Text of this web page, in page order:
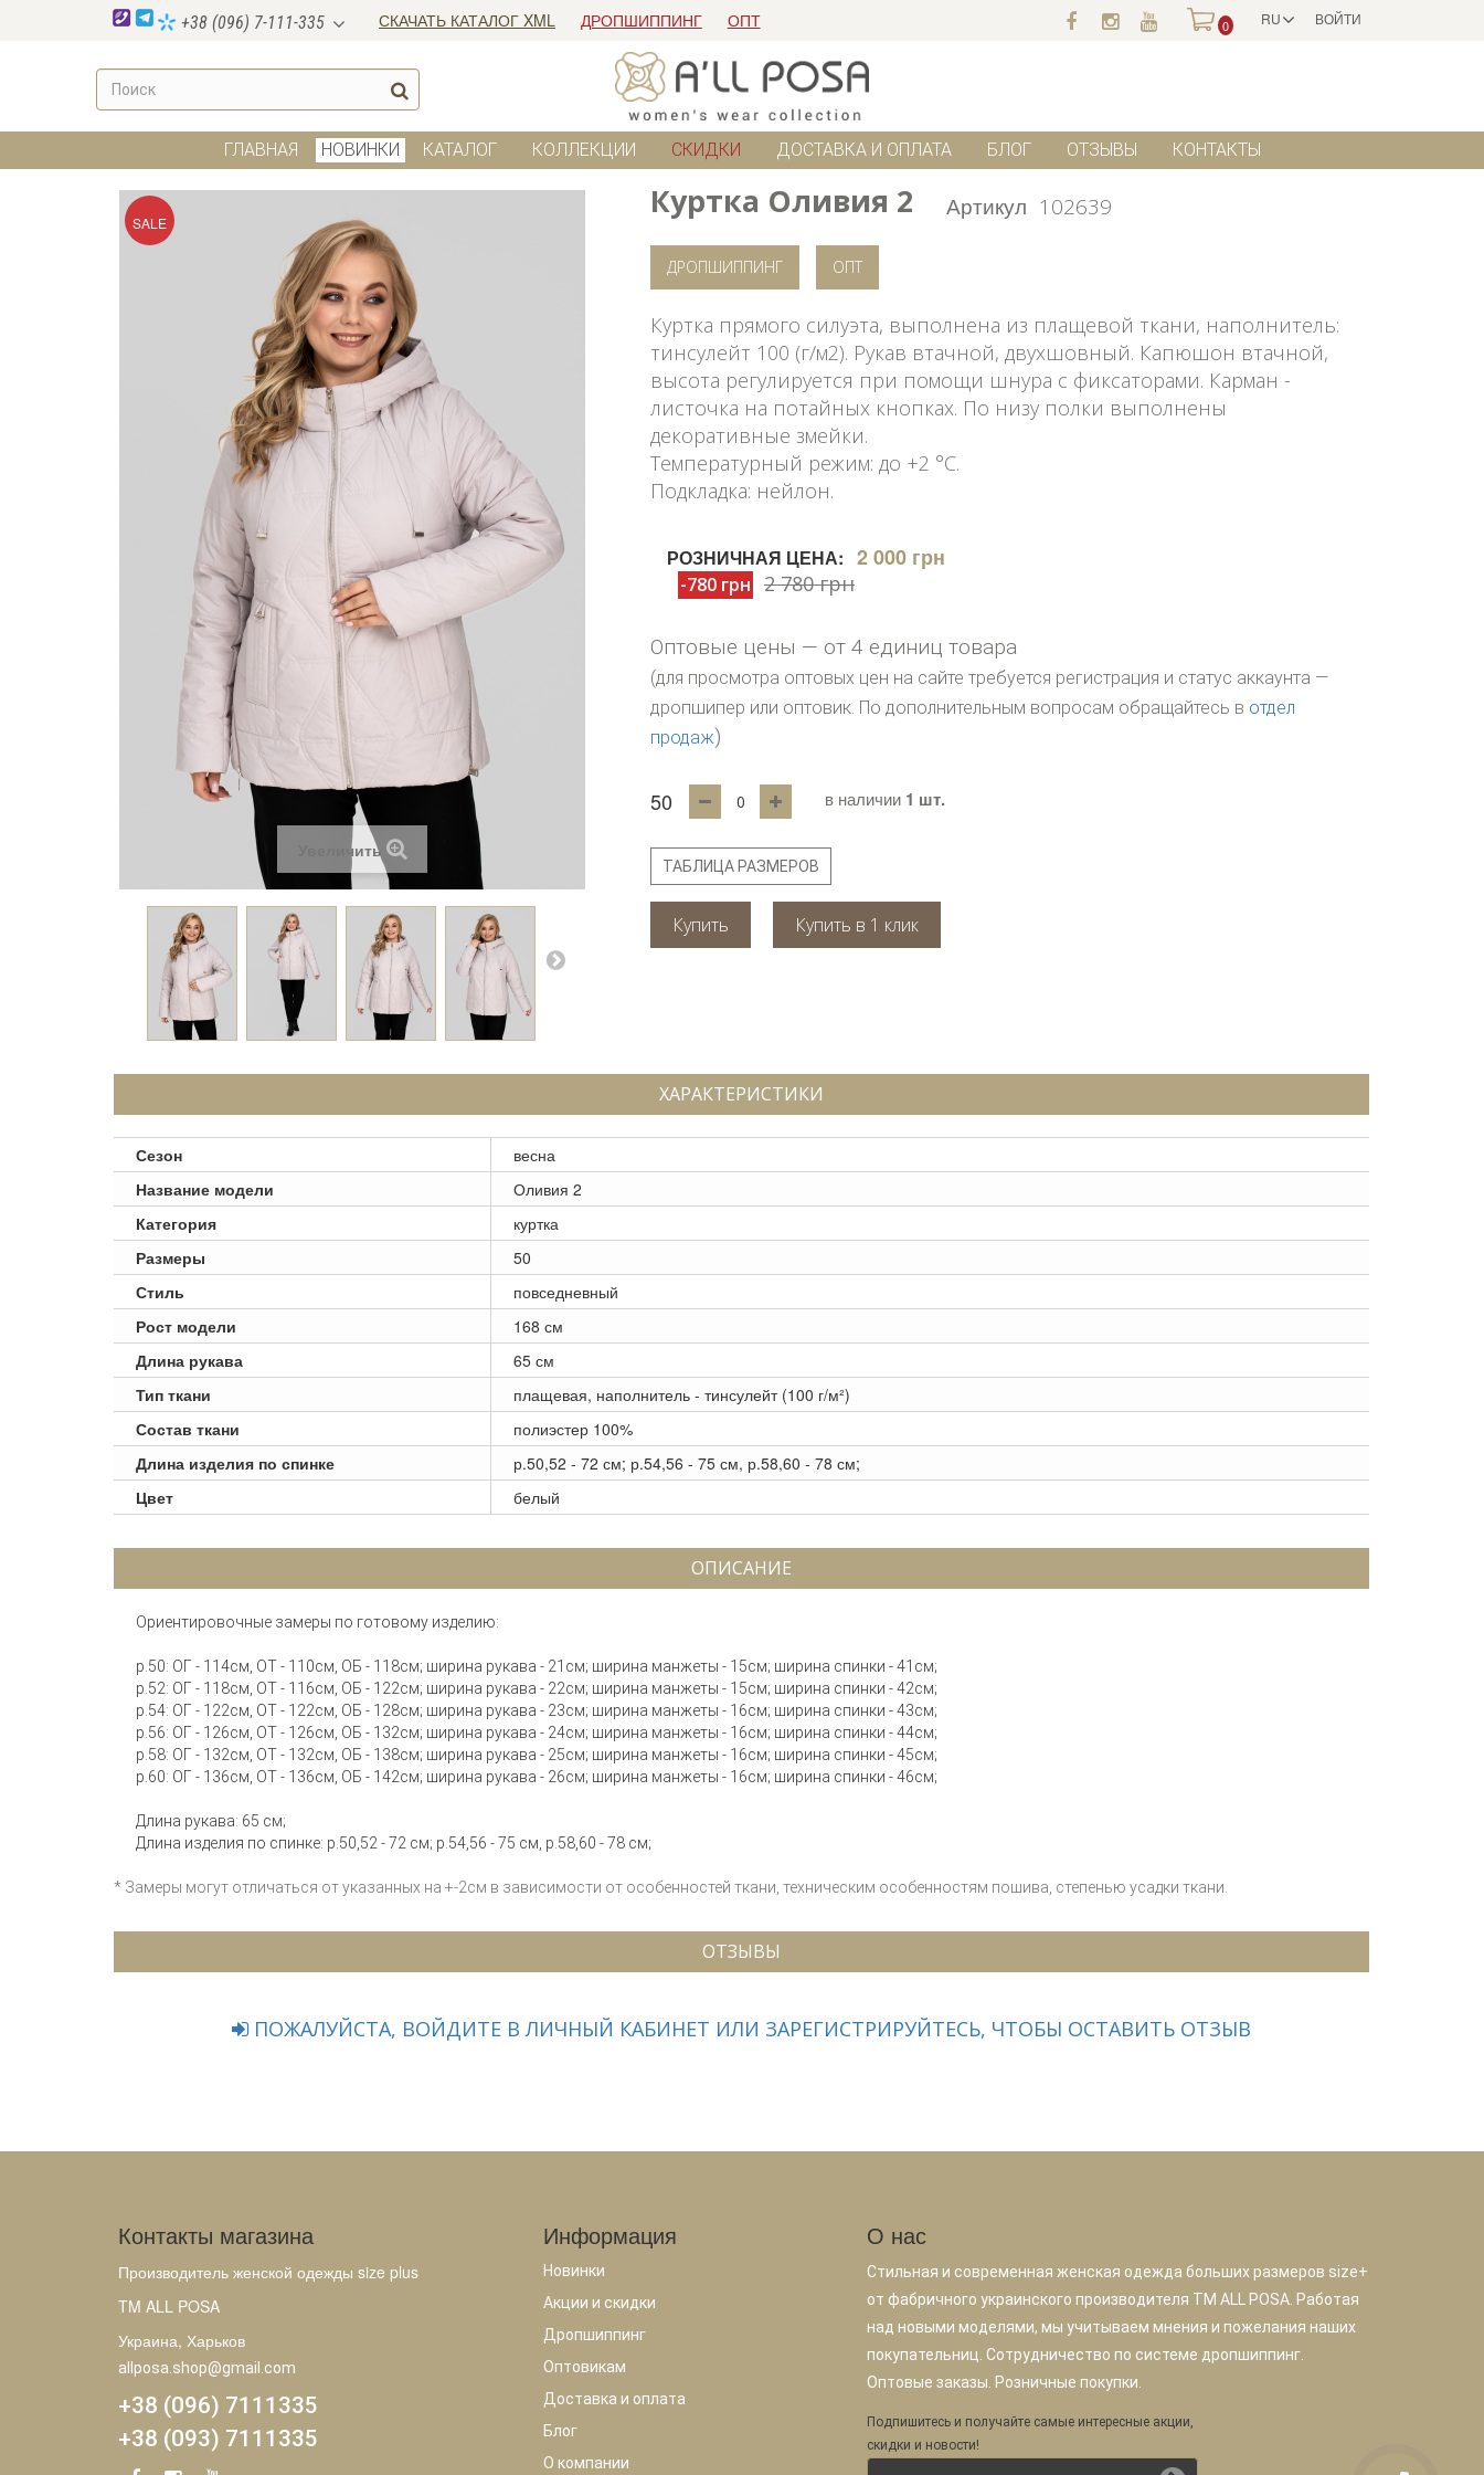
ВОЙТИ
RU
+38 (096) 7-111-335 СКАЧАТЬ КАТАЛОГ XML ДРОПШИППИНГ ОПТ 0
ГЛАВНАЯ НОВИНКИ КАТАЛОГ КОЛЛЕКЦИИ СКИДКИ ДОСТАВКА И ОПЛАТА БЛОГ ОТЗЫВЫ КОНТАКТЫ
SALE
Увеличить
Куртка Оливия 2 Артикул 102639
ДРОПШИППИНГ ОПТ
Куртка прямого силуэта, выполнена из плащевой ткани, наполнитель:
тинсулейт 100 (г/м2). Рукав втачной, двухшовный. Капюшон втачной,
высота регулируется при помощи шнура с фиксаторами. Карман -
листочка на потайных кнопках. По низу полки выполнены
декоративные змейки.
Температурный режим: до +2 °C.
Подкладка: нейлон.
РОЗНИЧНАЯ ЦЕНА: 2 000 грн
-780 грн 2 780 грн
Оптовые цены — от 4 единиц товара
(для просмотра оптовых цен на сайте требуется регистрация и статус аккаунта —
дропшипер или оптовик. По дополнительным вопросам обращайтесь в отдел
продаж)
50 в наличии 1 шт.
ТАБЛИЦА РАЗМЕРОВ
Купить
ХАРАКТЕРИСТИКИ
Сезон
весна
Название модели
Оливия 2
Категория
куртка
Размеры
50
Стиль
повседневный
Рост модели
168 см
Длина рукава
65 см
Тип ткани
плащевая, наполнитель - тинсулейт (100 г/м²)
Состав ткани
полиэстер 100%
Длина изделия по спинке
р.50,52 - 72 см; р.54,56 - 75 см, р.58,60 - 78 см;
Цвет
белый
ОПИСАНИЕ
Ориентировочные замеры по готовому изделию:
р.50: ОГ - 114см, ОТ - 110см, ОБ - 118см; ширина рукава - 21см; ширина манжеты - 15см; ширина спинки - 41см;
р.52: ОГ - 118см, ОТ - 116см, ОБ - 122см; ширина рукава - 22см; ширина манжеты - 15см; ширина спинки - 42см;
р.54: ОГ - 122см, ОТ - 122см, ОБ - 128см; ширина рукава - 23см; ширина манжеты - 16см; ширина спинки - 43см;
р.56: ОГ - 126см, ОТ - 126см, ОБ - 132см; ширина рукава - 24см; ширина манжеты - 16см; ширина спинки - 44см;
р.58: ОГ - 132см, ОТ - 132см, ОБ - 138см; ширина рукава - 25см; ширина манжеты - 16см; ширина спинки - 45см;
р.60: ОГ - 136см, ОТ - 136см, ОБ - 142см; ширина рукава - 26см; ширина манжеты - 16см; ширина спинки - 46см;
Длина рукава: 65 см;
Длина изделия по спинке: р.50,52 - 72 см; р.54,56 - 75 см, р.58,60 - 78 см;
* Замеры могут отличаться от указанных на +-2см в зависимости от особенностей ткани, техническим особенностям пошива, степенью усадки ткани.
ОТЗЫВЫ
ПОЖАЛУЙСТА, ВОЙДИТЕ В ЛИЧНЫЙ КАБИНЕТ ИЛИ ЗАРЕГИСТРИРУЙТЕСЬ, ЧТОБЫ ОСТАВИТЬ ОТЗЫВ
Контакты магазина
Производитель женской одежды size plus
TM ALL POSA
Украина, Харьков
allposa.shop@gmail.com
+38 (096) 7111335
+38 (093) 7111335
Информация
Новинки
Акции и скидки
Дропшиппинг
Оптовикам
Доставка и оплата
Блог
О компании
О нас
Стильная и современная женская одежда больших размеров size+
от фабричного украинского производителя TM ALL POSA. Работая
над новыми моделями, мы учитываем мнения и пожелания наших
покупательниц. Сотрудничество по системе дропшиппинг.
Оптовые заказы. Розничные покупки.
Подпишитесь и получайте самые интересные акции,
скидки и новости!